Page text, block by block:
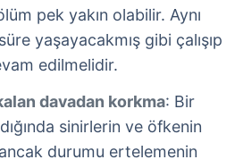
pek yakın olabilir. Aynı
yaşayacakmış gibi çalışıp
edilmelidir.
davadan korkma: Bir
sinirlerin ve öfkenin
durumu ertelemenin